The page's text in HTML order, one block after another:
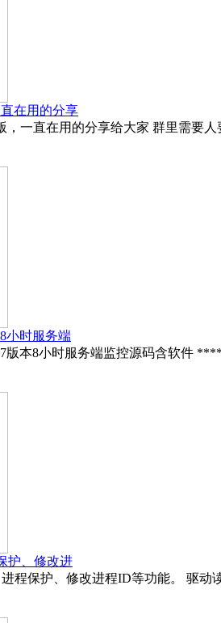
在用的分享
，一直在用的分享给大家 群里需要
小时服务端
版本8小时服务端监控源码含软件
护、修改进
程保护、修改进程ID等功能。 驱动